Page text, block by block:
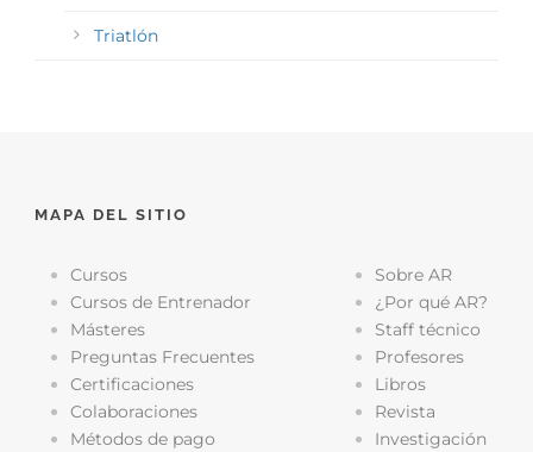
Triatlón
MAPA DEL SITIO
Cursos
Cursos de Entrenador
Másteres
Preguntas Frecuentes
Certificaciones
Colaboraciones
Métodos de pago
Sobre AR
¿Por qué AR?
Staff técnico
Profesores
Libros
Revista
Investigación